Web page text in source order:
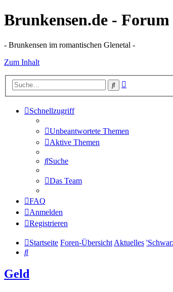
Brunkensen.de - Forum
- Brunkensen im romantischen Glenetal -
Zum Inhalt
Suche
Schnellzugriff
Unbeantwortete Themen
Aktive Themen
Suche
Das Team
FAQ
Anmelden
Registrieren
Startseite Foren-ÜbersichtAktuelles
Suche
Geld